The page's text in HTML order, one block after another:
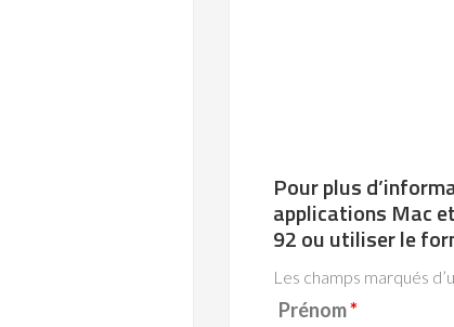
Pour plus
applications Mac
92 ou utiliser le
Les champs marqués
Prénom*